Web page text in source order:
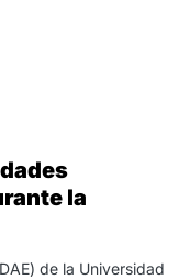
la
de la Universidad